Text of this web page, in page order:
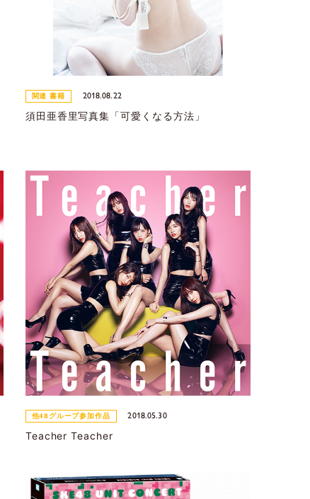
関連 書籍 2018.08.22
須田亜香里写真集「可愛くなる方法」
他48グループ参加作品 2018.05.30
Teacher Teacher